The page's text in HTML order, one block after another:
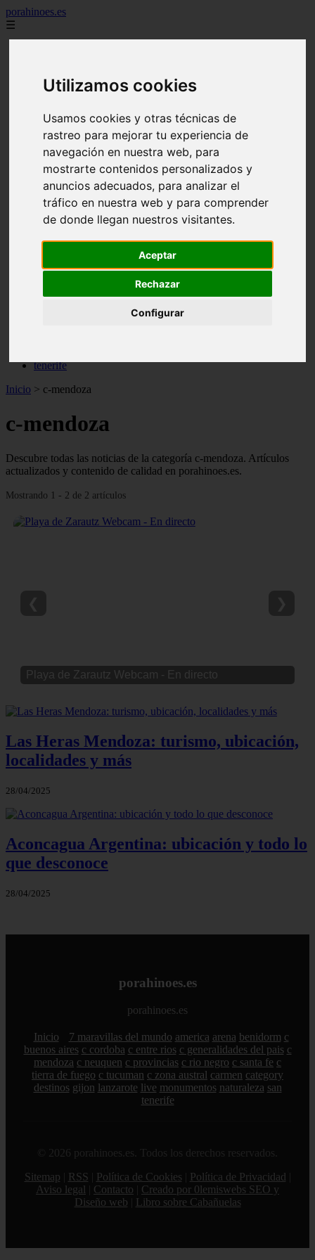
Utilizamos cookies
Usamos cookies y otras técnicas de
rastreo para mejorar tu experiencia de
navegación en nuestra web, para
mostrarte contenidos personalizados y
anuncios adecuados, para analizar el
tráfico en nuestra web y para comprender
de donde llegan nuestros visitantes.
Aceptar
Rechazar
Configurar
porahinoes.es
☰
benidorm
c cordoba
c entre rios
c generalidades del pais
c mendoza
c neuquen
c provincias
c rio negro
c santa fe
c tierra de fuego
c tucuman
c zona austral
category
tenerife
Inicio > c-mendoza
c-mendoza
Descubre todas las noticias de la categoría c-mendoza. Artículos
actualizados y contenido de calidad en porahinoes.es.
Mostrando 1 - 2 de 2 artículos
Playa de Zarautz Webcam - En directo
Las Heras Mendoza: turismo, ubicación,
localidades y más
28/04/2025
Aconcagua Argentina: ubicación y todo lo
que desconoce
28/04/2025
porahinoes.es
porahinoes.es
Inicio 7 maravillas del mundo america arena benidorm c
buenos aires c cordoba c entre rios c generalidades del pais c
mendoza c neuquen c provincias c rio negro c santa fe c
tierra de fuego c tucuman c zona austral carmen category
destinos gijon lanzarote live monumentos naturaleza san
tenerife
© 2026 porahinoes.es. Todos los derechos reservados.
Sitemap
RSS Política de Cookies Política de Privacidad
Aviso legal
Contacto
Creado por 0lemiswebs SEO y
Diseño web
Libro sobre Cabañuelas